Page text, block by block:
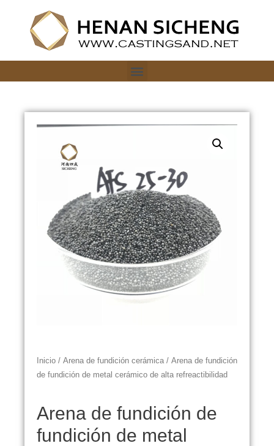
Inicio / Arena de fundición cerámica / Arena de fundición
de fundición de metal cerámico de alta refreactibilidad
Arena de fundición de
fundición de metal